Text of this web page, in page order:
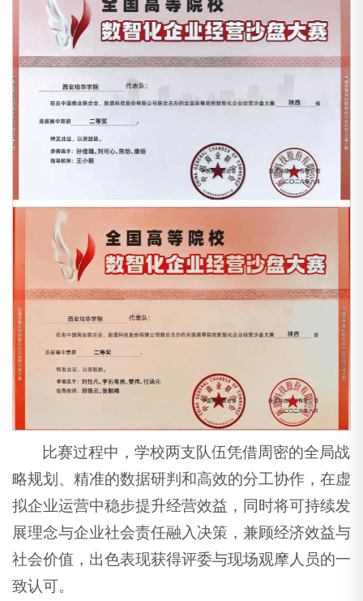
比赛过程中，学校两支队伍凭借周密的全局战
略规划、精准的数据研判和高效的分工协作，在虚
拟企业运营中稳步提升经营效益，同时将可持续发
展理念与企业社会责任融入决策，兼顾经济效益与
社会价值，出色表现获得评委与现场观摩人员的一
致认可。